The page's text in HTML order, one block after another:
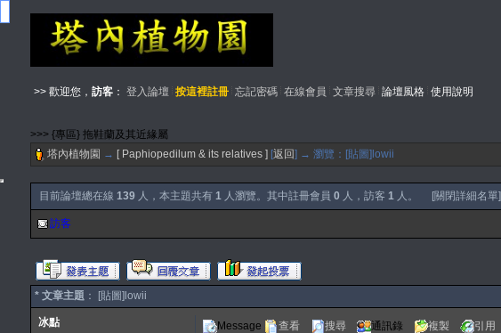
>> 歡迎您， 訪客 ： 登入論壇 按這裡註冊 忘記密碼 在線會員 文章搜尋 論壇風格 使用說明
>>> {專區} 拖鞋蘭及其近緣屬
塔內植物園 → [ Paphiopedilum & its relatives ] [返回] → 瀏覽：[貼圖]lowii
目前論壇總在線 139 人，本主題共有 1 人瀏覽。其中註冊會員 0 人，訪客 1 人。 [關閉詳細名單]
訪客
* 文章主題 ： [貼圖]lowii
冰點 Message 查看 搜尋 通訊錄 複製 引用